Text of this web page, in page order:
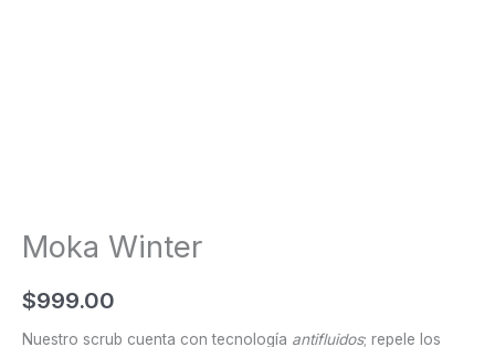
Moka Winter
$999.00
Nuestro scrub cuenta con tecnología antifluidos; repele los